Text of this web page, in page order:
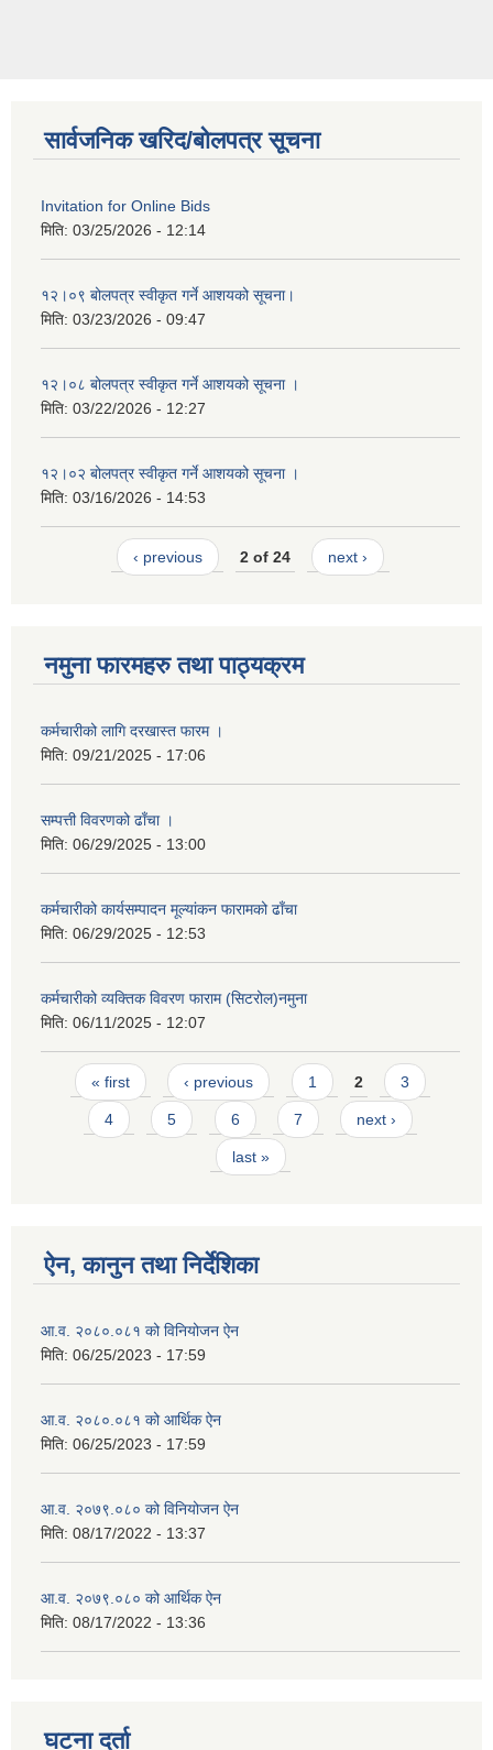
सार्वजनिक खरिद/बोलपत्र सूचना
Invitation for Online Bids
मिति: 03/25/2026 - 12:14
१२।०९ बोलपत्र स्वीकृत गर्ने आशयको सूचना।
मिति: 03/23/2026 - 09:47
१२।०८ बोलपत्र स्वीकृत गर्ने आशयको सूचना ।
मिति: 03/22/2026 - 12:27
१२।०२ बोलपत्र स्वीकृत गर्ने आशयको सूचना ।
मिति: 03/16/2026 - 14:53
‹ previous 2 of 24 next ›
नमुना फारमहरु तथा पाठ्यक्रम
कर्मचारीको लागि दरखास्त फारम ।
मिति: 09/21/2025 - 17:06
सम्पत्ती विवरणको ढाँचा ।
मिति: 06/29/2025 - 13:00
कर्मचारीको कार्यसम्पादन मूल्यांकन फारामको ढाँचा
मिति: 06/29/2025 - 12:53
कर्मचारीको व्यक्तिक विवरण फाराम (सिटरोल)नमुना
मिति: 06/11/2025 - 12:07
Pages
« first ‹ previous 1 2 3
4 5 6 7 next ›
last »
ऐन, कानुन तथा निर्देशिका
आ.व. २०८०.०८१ को विनियोजन ऐन
मिति: 06/25/2023 - 17:59
आ.व. २०८०.०८१ को आर्थिक ऐन
मिति: 06/25/2023 - 17:59
आ.व. २०७९.०८० को विनियोजन ऐन
मिति: 08/17/2022 - 13:37
आ.व. २०७९.०८० को आर्थिक ऐन
मिति: 08/17/2022 - 13:36
घटना दर्ता